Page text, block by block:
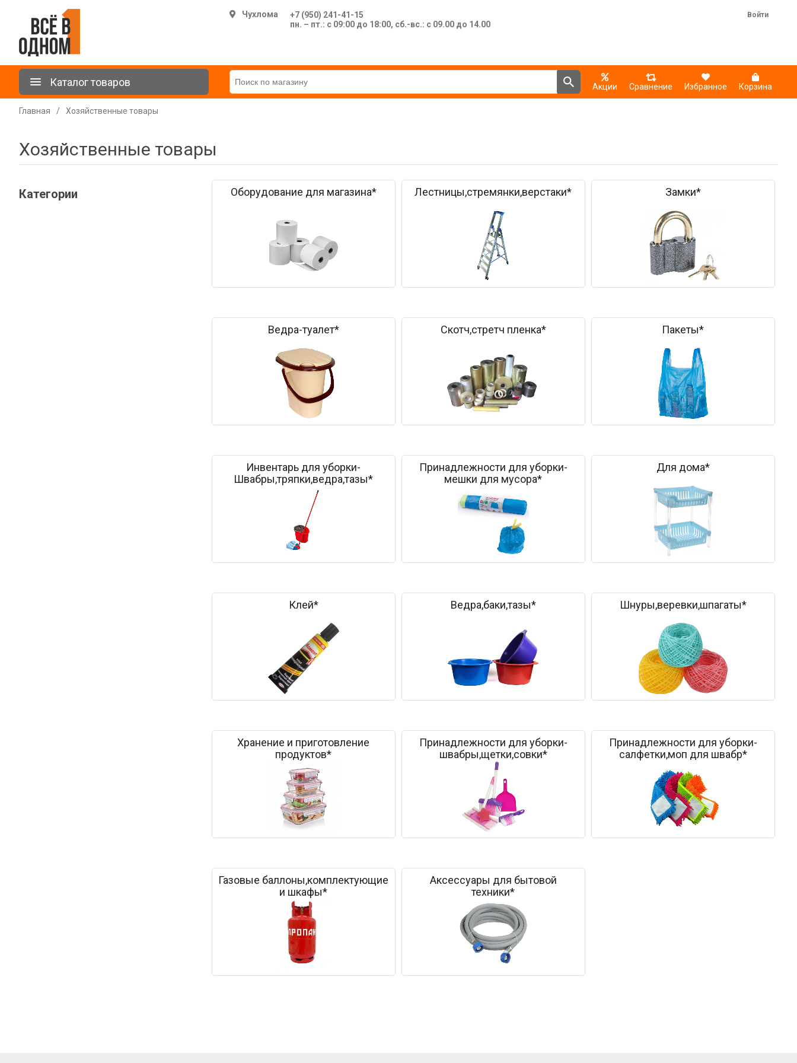
Чухлома
+7 (950) 241-41-15
пн. – пт.: с 09:00 до 18:00, сб.-вс.: с 09.00 до 14.00
Войти
Каталог товаров Акции Сравнение Избранное Корзина
Главная / Хозяйственные товары
Хозяйственные товары
Категории Оборудование для магазина* Лестницы,стремянки,верстаки* Замки*
Ведра-туалет* Скотч,стретч пленка* Пакеты*
Инвентарь для уборки-
Швабры,тряпки,ведра,тазы*
Принадлежности для уборки-
мешки для мусора*
Для дома*
Клей* Ведра,баки,тазы* Шнуры,веревки,шпагаты*
Хранение и приготовление
продуктов*
Принадлежности для уборки-
швабры,щетки,совки*
Принадлежности для уборки-
салфетки,моп для швабр*
Газовые баллоны,комплектующие
и шкафы*
Аксессуары для бытовой
техники*